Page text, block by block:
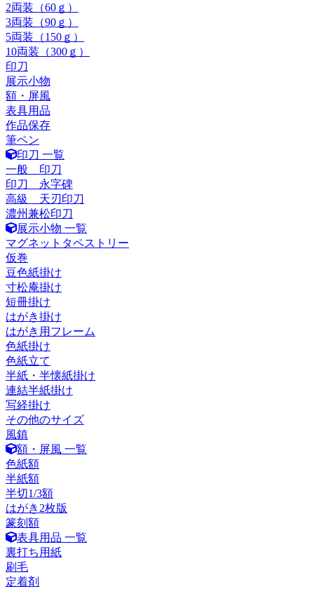
2両装（60ｇ）
3両装（90ｇ）
5両装（150ｇ）
10両装（300ｇ）
印刀
展示小物
額・屏風
表具用品
作品保存
筆ペン
印刀 一覧
一般 印刀
印刀 永字碑
高級 天刃印刀
濃州兼松印刀
展示小物 一覧
マグネットタペストリー
仮巻
豆色紙掛け
寸松庵掛け
短冊掛け
はがき掛け
はがき用フレーム
色紙掛け
色紙立て
半紙・半懐紙掛け
連結半紙掛け
写経掛け
その他のサイズ
風鎮
額・屏風 一覧
色紙額
半紙額
半切1/3額
はがき2枚版
篆刻額
表具用品 一覧
裏打ち用紙
刷毛
定着剤